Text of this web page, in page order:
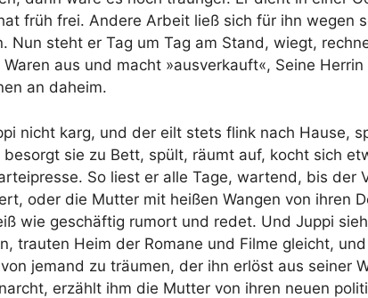
früh frei. Andere Arbeit ließ sich für ihn wegen
Nun steht er Tag um Tag am Stand, wiegt,
Waren aus und macht »ausverkauft«, Seine
an daheim.
nicht karg, und der eilt stets flink nach Hause,
sie zu Bett, spült, räumt auf, kocht sich
So liest er alle Tage, wartend, bis der
oder die Mutter mit heißen Wangen von ihren
wie geschäftig rumort und redet. Und Juppi
trauten Heim der Romane und Filme gleicht,
jemand zu träumen, der ihn erlöst aus seiner
erzählt ihm die Mutter von ihren neuen